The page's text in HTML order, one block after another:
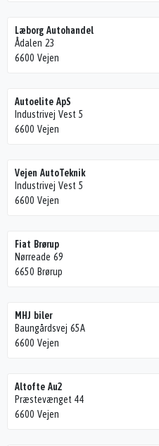
Læborg Autohandel
Ådalen 23
6600 Vejen
Autoelite ApS
Industrivej Vest 5
6600 Vejen
Vejen AutoTeknik
Industrivej Vest 5
6600 Vejen
Fiat Brørup
Nørreade 69
6650 Brørup
MHJ biler
Baungårdsvej 65A
6600 Vejen
Altofte Au2
Præstevænget 44
6600 Vejen